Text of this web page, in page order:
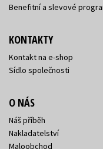
Benefitní a slevové
KONTAKTY
Kontakt na e-shop
Sídlo společnosti
O NÁS
Náš příběh
Nakladatelství
Maloobchod